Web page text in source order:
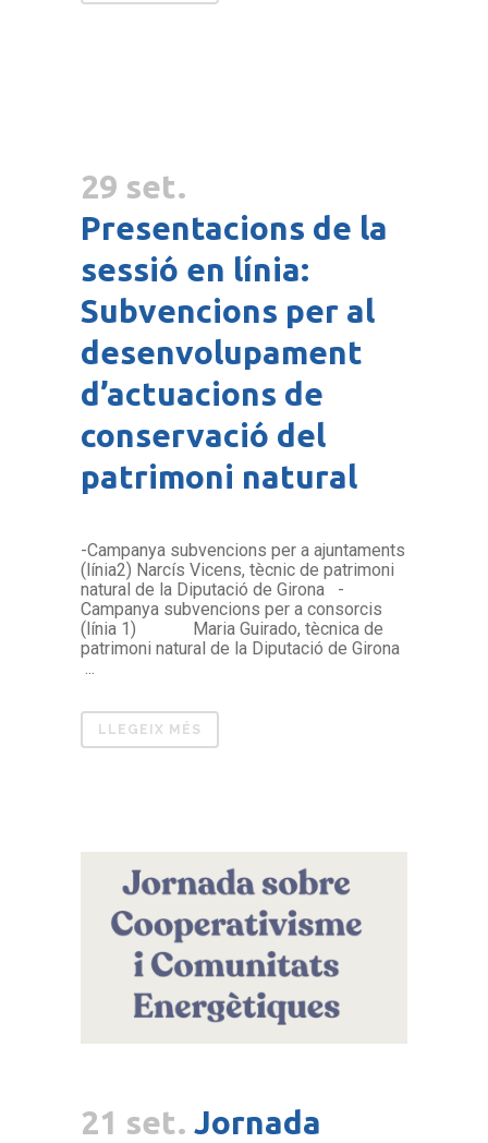
29 set.
Presentacions de la
sessió en línia:
Subvencions per al
desenvolupament
d’actuacions de
conservació del
patrimoni natural
-Campanya subvencions per a ajuntaments
(línia2) Narcís Vicens, tècnic de patrimoni
natural de la Diputació de Girona -
Campanya subvencions per a consorcis
(línia 1) Maria Guirado, tècnica de
patrimoni natural de la Diputació de Girona
...
LLEGEIX MÉS
21 set. Jornada